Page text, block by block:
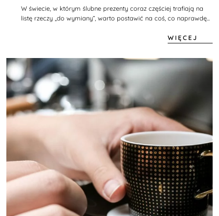
W świecie, w którym ślubne prezenty coraz częściej trafiają na
listę rzeczy „do wymiany”, warto postawić na coś, co naprawdę...
WIĘCEJ